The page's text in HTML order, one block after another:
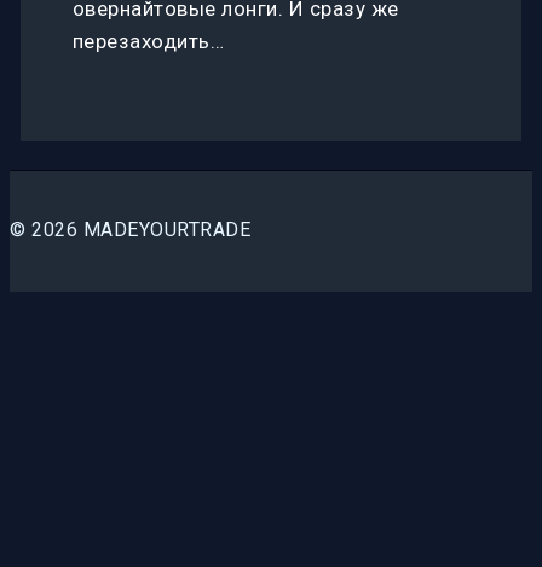
овернайтовые лонги. И сразу же
перезаходить…
© 2026 MADEYOURTRADE